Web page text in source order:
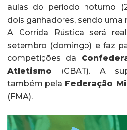
aulas do período noturno
dois ganhadores, sendo uma
A Corrida Rústica será
setembro (domingo) e faz
competições da
Atletismo (CBAT). A
também pela Federação
(FMA).